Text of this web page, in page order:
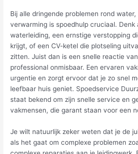
Bij alle dringende problemen rond
verwarming is spoedhulp cruciaal. Denk
waterleiding, een ernstige verstopping
krijgt, of een CV-ketel die plotseling
zitten. Juist dan is een snelle reactie
professional onmisbaar. Een ervaren
urgentie en zorgt ervoor dat je zo snel
leefbaar huis geniet. Spoedservice
staat bekend om zijn snelle service en
vakmensen, die garant staan voor een
Je wilt natuurlijk zeker weten dat je de
als het gaat om complexe problemen